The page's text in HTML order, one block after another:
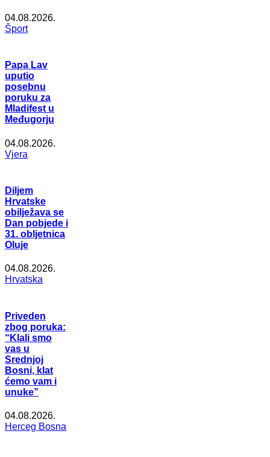
04.08.2026.
Šport
Papa Lav
uputio
posebnu
poruku za
Mladifest u
Međugorju
04.08.2026.
Vjera
Diljem
Hrvatske
obilježava se
Dan pobjede i
31. obljetnica
Oluje
04.08.2026.
Hrvatska
Priveden
zbog poruka:
“Klali smo
vas u
Srednjoj
Bosni, klat
ćemo vam i
unuke”
04.08.2026.
Herceg Bosna